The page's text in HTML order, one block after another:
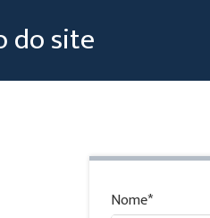
Nome